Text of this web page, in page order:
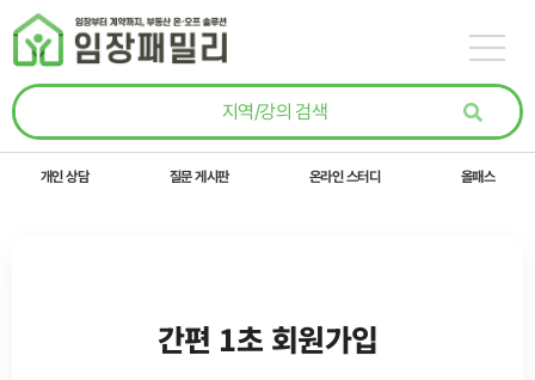
콘텐츠로
건너뛰기
개인 상담 질문 게시판 온라인 스터디 올패스
간편 1초 회원가입